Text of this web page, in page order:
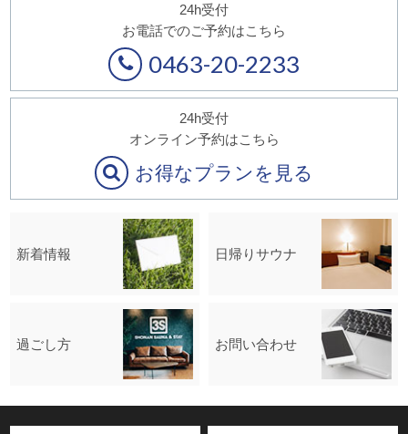
24h受付
お電話でのご予約はこちら
0463-20-2233
24h受付
オンライン予約はこちら
お得なプランを見る
新着情報 日帰りサウナ
過ごし方 お問い合わせ